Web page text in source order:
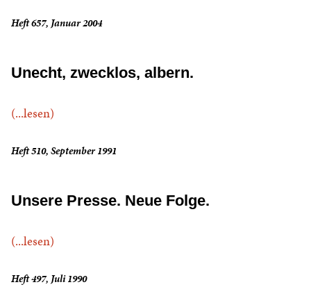
Heft 657, Januar 2004
Unecht, zwecklos, albern.
(...lesen)
Heft 510, September 1991
Unsere Presse. Neue Folge.
(...lesen)
Heft 497, Juli 1990